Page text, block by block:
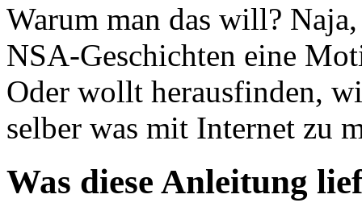
Warum man das will?
NSA-Geschichten eine
Oder wollt herausfinden,
selber was mit Internet zu
Was diese Anleitung